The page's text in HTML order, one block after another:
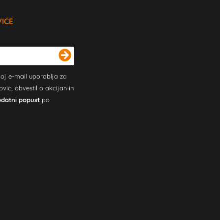
e-mail uporablja za
obvestil o akcijah in
popust po